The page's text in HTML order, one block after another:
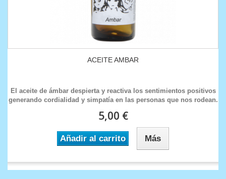
ACEITE AMBAR
El aceite de ámbar despierta y reactiva los sentimientos positivos
generando cordialidad y simpatía en las personas que nos rodean.
5,00 €
Añadir al carrito Más